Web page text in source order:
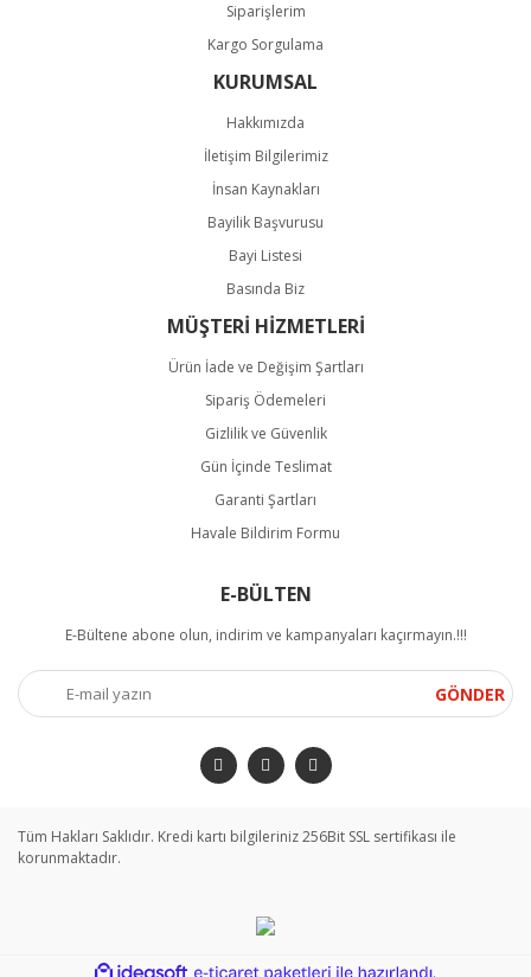
Siparişlerim
Kargo Sorgulama
KURUMSAL
Hakkımızda
İletişim Bilgilerimiz
İnsan Kaynakları
Bayilik Başvurusu
Bayi Listesi
Basında Biz
MÜŞTERİ HİZMETLERİ
Ürün İade ve Değişim Şartları
Sipariş Ödemeleri
Gizlilik ve Güvenlik
Gün İçinde Teslimat
Garanti Şartları
Havale Bildirim Formu
E-BÜLTEN
E-Bültene abone olun, indirim ve kampanyaları kaçırmayın.!!!
GÖNDER
Tüm Hakları Saklıdır. Kredi kartı bilgileriniz 256Bit SSL sertifikası ile
korunmaktadır.
ideasoft e-